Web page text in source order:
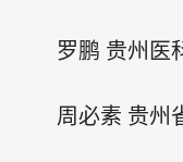
罗鹏 贵州医
周必素 贵州